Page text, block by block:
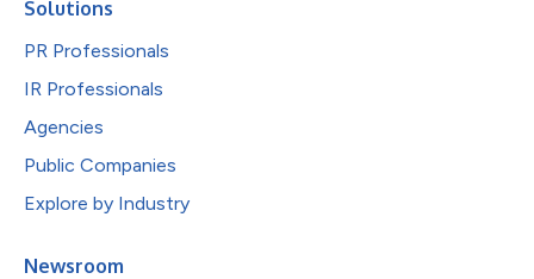
Solutions
PR Professionals
IR Professionals
Agencies
Public Companies
Explore by Industry
Newsroom